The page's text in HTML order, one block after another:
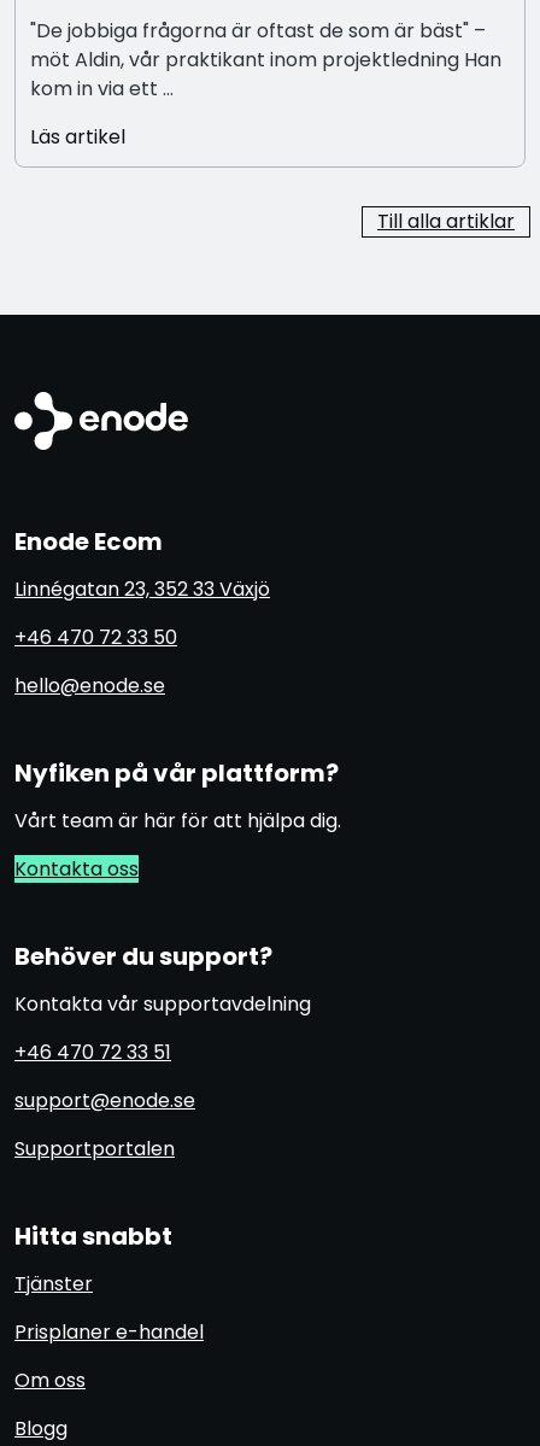
"De jobbiga frågorna är oftast de som är bäst" –
möt Aldin, vår praktikant inom projektledning Han
kom in via ett ...
Läs artikel
Till alla artiklar
Enode Ecom
Linnégatan 23, 352 33 Växjö
+46 470 72 33 50
hello@enode.se
Nyfiken på vår plattform?
Vårt team är här för att hjälpa dig.
Kontakta oss
Behöver du support?
Kontakta vår supportavdelning
+46 470 72 33 51
support@enode.se
Supportportalen
Hitta snabbt
Tjänster
Prisplaner e-handel
Om oss
Blogg